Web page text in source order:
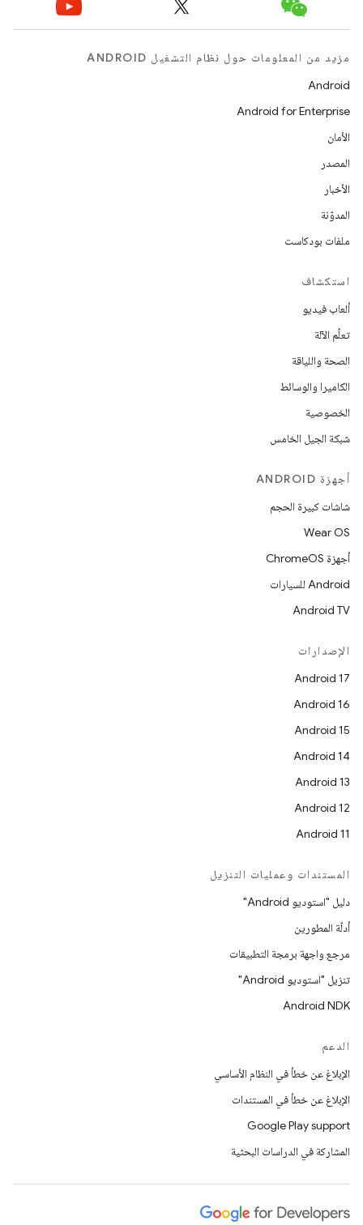
مزيد من المعلومات حول نظام التشغيل ANDROID
Android
Android for Enterprise
الأمان
المصدر
الأخبار
المدوّنة
ملفات بودكاست
استكشاف
ألعاب فيديو
تعلُم الآلة
الصحة واللياقة
الكاميرا والوسائط
الخصوصية
شبكة الجيل الخامس
أجهزة ANDROID
شاشات كبيرة الحجم
Wear OS
أجهزة ChromeOS
Android للسيارات
Android TV
الإصدارات
Android 17
Android 16
Android 15
Android 14
Android 13
Android 12
Android 11
المستندات وعمليات التنزيل
دليل "استوديو Android"
أدلّة المطورين
مرجع واجهة برمجة التطبيقات
تنزيل "استوديو Android"
Android NDK
الدعم
الإبلاغ عن خطأ في النظام الأساسي
الإبلاغ عن خطأ في المستندات
Google Play support
المشاركة في الدراسات البحثية